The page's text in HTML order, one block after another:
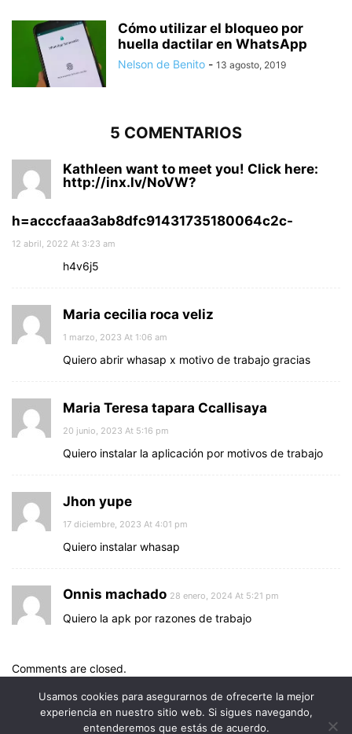
Cómo utilizar el bloqueo por
huella dactilar en WhatsApp
Nelson de Benito - 13 agosto, 2019
5 COMENTARIOS
Kathleen want to meet you! Click here:
http://inx.lv/NoVW?
h=acccfaaa3ab8dfc91431735180064c2c-
12 abril, 2022 At 3:23 am
h4v6j5
Maria cecilia roca veliz
1 marzo, 2023 At 1:06 am
Quiero abrir whasap x motivo de trabajo gracias
Maria Teresa tapara Ccallisaya
20 junio, 2023 At 5:16 pm
Quiero instalar la aplicación por motivos de trabajo
Jhon yupe
17 diciembre, 2023 At 4:01 pm
Quiero instalar whasap
Onnis machado 28 enero, 2024 At 5:21 pm
Quiero la apk por razones de trabajo
Comments are closed.
Usamos cookies para asegurarnos de ofrecerte la mejor
experiencia en nuestro sitio web. Si sigues navegando,
entenderemos que estás de acuerdo.